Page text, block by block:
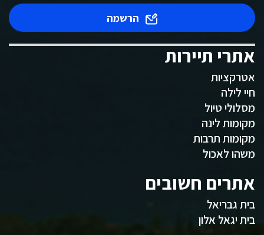
הרשמה
אתרי תיירות
אטרקציות
חיי לילה
מסלולי טיול
מקומות לינה
מקומות תרבות
משהו לאכול
אתרים חשובים
בית גבריאל
בית יגאל אלון